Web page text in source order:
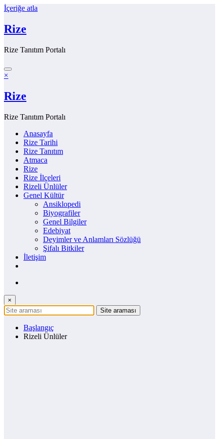
İçeriğe atla
Rize
Rize Tanıtım Portalı
×
Rize
Rize Tanıtım Portalı
Anasayfa
Rize Tarihi
Rize Tanıtım
Atmaca
Rize
Rize İlçeleri
Rizeli Ünlüler
Genel Kültür
Ansiklopedi
Biyografiler
Genel Bilgiler
Edebiyat
Deyimler ve Anlamları Sözlüğü
Şifalı Bitkiler
İletişim
×
Başlangıç
Rizeli Ünlüler